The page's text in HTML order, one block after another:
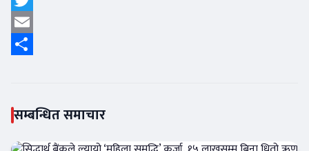
Twitter
Email
सम्बन्धित समाचार